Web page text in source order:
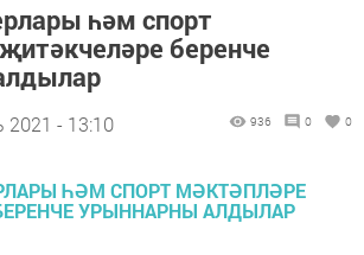
һәм спорт
беренче
2021 - 13:10 936 0 0